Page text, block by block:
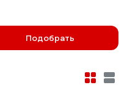
Подобрать